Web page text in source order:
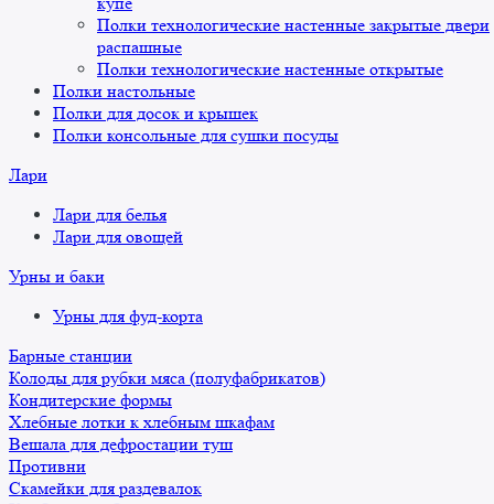
Полки технологические настенные закрытые двери
распашные
Полки технологические настенные открытые
Полки настольные
Полки для досок и крышек
Полки консольные для сушки посуды
Лари
Лари для белья
Лари для овощей
Урны и баки
Урны для фуд-корта
Барные станции
Колоды для рубки мяса (полуфабрикатов)
Кондитерские формы
Хлебные лотки к хлебным шкафам
Вешала для дефростации туш
Противни
Скамейки для раздевалок